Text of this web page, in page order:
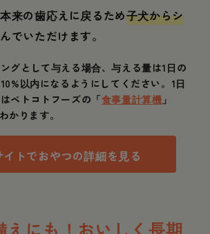
来の歯応えに戻るため子犬からシ
でいただけます。
グとして与える場合、与える量は1日の
以内になるようにしてください。1日
ペトコトフーズの「食事量計算機 」
かります。
トでおやつの詳細を見る
えにも！おいしく長期